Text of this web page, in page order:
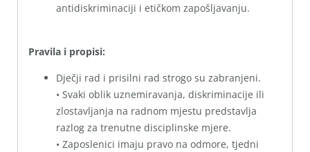
antidiskriminaciji i etičkom zapošljavanju.
Pravila i propisi:
Dječji rad i prisilni rad strogo su zabranjeni.
• Svaki oblik uznemiravanja, diskriminacije ili
zlostavljanja na radnom mjestu predstavlja
razlog za trenutne disciplinske mjere.
• Zaposlenici imaju pravo na odmore, tjedni